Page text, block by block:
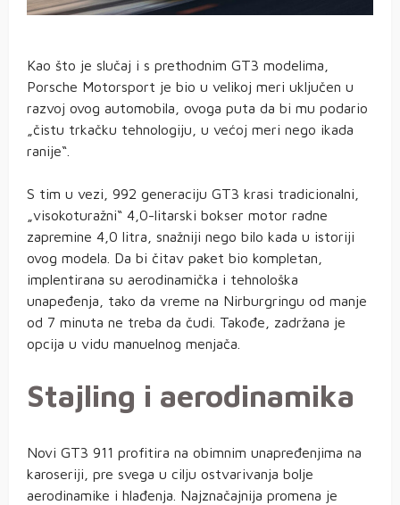
Kao što je slučaj i s prethodnim GT3 modelima,
Porsche Motorsport je bio u velikoj meri uključen u
razvoj ovog automobila, ovoga puta da bi mu podario
„čistu trkačku tehnologiju, u većoj meri nego ikada
ranije“.
S tim u vezi, 992 generaciju GT3 krasi tradicionalni,
„visokoturažni“ 4,0-litarski bokser motor radne
zapremine 4,0 litra, snažniji nego bilo kada u istoriji
ovog modela. Da bi čitav paket bio kompletan,
implentirana su aerodinamička i tehnološka
unapeđenja, tako da vreme na Nirburgringu od manje
od 7 minuta ne treba da čudi. Takođe, zadržana je
opcija u vidu manuelnog menjača.
Stajling i aerodinamika
Novi GT3 911 profitira na obimnim unapređenjima na
karoseriji, pre svega u cilju ostvarivanja bolje
aerodinamike i hlađenja. Najznačajnija promena je